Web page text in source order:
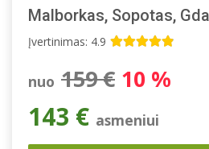
Malborkas, Sopotas,
Įvertinimas: 4.9
nuo 159 € 10 %
143 € asmeniui